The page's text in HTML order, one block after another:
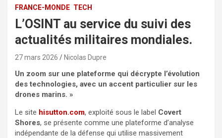
FRANCE-MONDE TECH
L’OSINT au service du suivi des
actualités militaires mondiales.
27 mars 2026 Nicolas Dupre
Un zoom sur une plateforme qui décrypte l’évolution
des technologies, avec un accent particulier sur les
drones marins. »
Le site hisutton.com, exploité sous le label Covert
Shores, se présente comme une plateforme d’analyse
indépendante de la défense qui utilise massivement